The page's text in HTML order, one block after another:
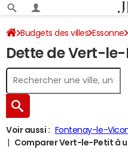
Budgets des villes Essonne
Dette au 31/12/2024
Dette de Vert-le-
Voir aussi : Fontenay-le-
Comparer Vert-le-Petit à